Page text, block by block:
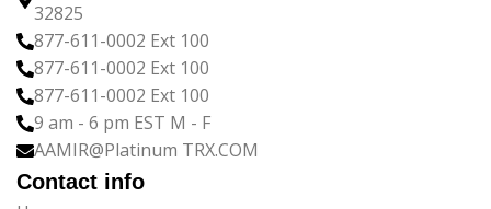
32825
877-611-0002 Ext 100
877-611-0002 Ext 100
877-611-0002 Ext 100
9 am - 6 pm EST M - F
AAMIR@Platinum TRX.COM
Contact info